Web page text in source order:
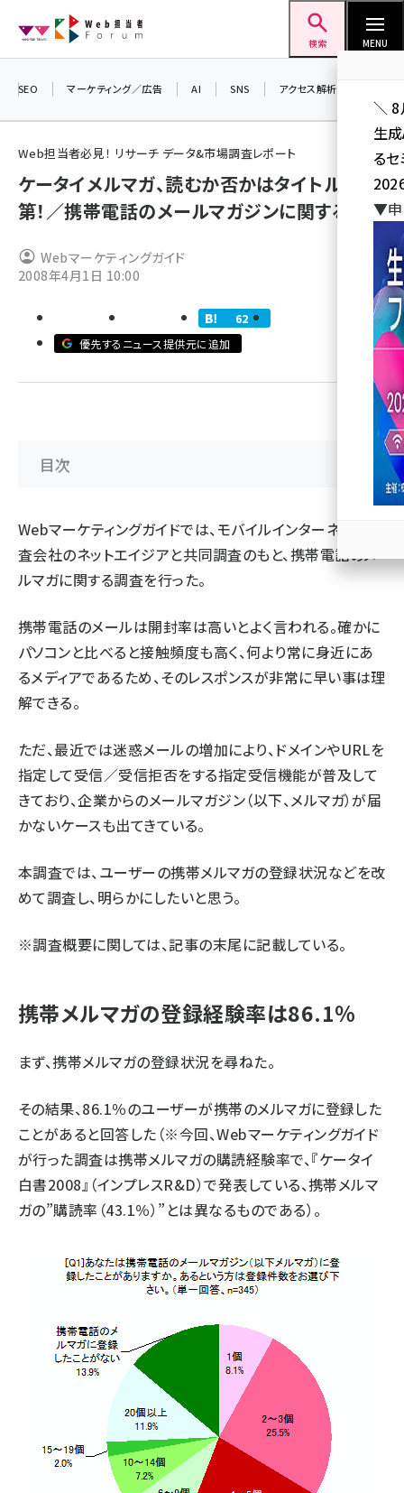
ン
検索 MENU
seo (3532)
youtube (2441)
セミナー (2310)
SEO マーケティング／広告 AI SNS アクセス解析／データ分析
Web担当者必見！ リサーチ データ&市場調査レポート
ケータイメルマガ、読むか否かはタイトル次
第！／携帯電話のメールマガジンに関する調査
Webマーケティングガイド
2008年4月1日 10:00
62
優先するニュース提供元に追加
目次
Webマーケティングガイドでは、モバイルインターネット調
査会社のネットエイジアと共同調査のもと、携帯電話のメ
ルマガに関する調査を行った。
携帯電話のメールは開封率は高いとよく言われる。確かに
パソコンと比べると接触頻度も高く、何より常に身近にあ
るメディアであるため、そのレスポンスが非常に早い事は理
解できる。
ただ、最近では迷惑メールの増加により、ドメインやURLを
指定して受信／受信拒否をする指定受信機能が普及して
きており、企業からのメールマガジン（以下、メルマガ）が届
かないケースも出てきている。
本調査では、ユーザーの携帯メルマガの登録状況などを改
めて調査し、明らかにしたいと思う。
※調査概要に関しては、記事の末尾に記載している。
携帯メルマガの登録経験率は86.1％
まず、携帯メルマガの登録状況を尋ねた。
その結果、86.1％のユーザーが携帯のメルマガに登録した
ことがあると回答した（※今回、Webマーケティングガイド
が行った調査は携帯メルマガの購読経験率で、『ケータイ
白書2008』（インプレスR&D）で発表している、携帯メルマ
ガの”購読率（43.1％）”とは異なるものである）。
＼ 8
生
る
▼申